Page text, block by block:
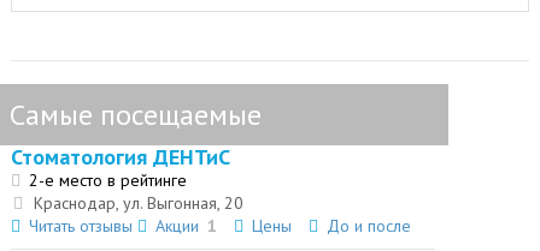
Самые посещаемые
Стоматология ДЕНТиС
2-е место в рейтинге
Краснодар, ул. Выгонная, 20
Читать отзывы
Акции 1 Цены До и после